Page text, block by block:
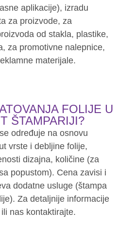
aplikacije), izradu
za proizvode, za
od stakla, plastike,
za promotivne nalepnice,
materijale.
FOLIJE U
ŠTAMPARIJI?
određuje na osnovu
vrste i debljine folije,
dizajna, količine (za
popustom). Cena zavisi i
dodatne usluge (štampa
Za detaljnije informacije
nas kontaktirajte.